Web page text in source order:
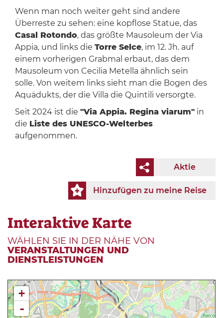
Wenn man noch weiter geht sind andere
Überreste zu sehen: eine kopflose Statue, das
Casal Rotondo, das größte Mausoleum der Via
Appia, und links die Torre Selce, im 12. Jh. auf
einem vorherigen Grabmal erbaut, das dem
Mausoleum von Cecilia Metella ähnlich sein
solle. Von weitem links sieht man die Bogen des
Aquädukts, der die Villa die Quintili versorgte.
Seit 2024 ist die "Via Appia. Regina viarum"in
die Liste des UNESCO-Welterbes
aufgenommen.
Aktie
Hinzufügen zu meine Reise
Interaktive Karte
WÄHLEN SIE IN DER NÄHE VON
VERANSTALTUNGEN UND
DIENSTLEISTUNGEN
+
-